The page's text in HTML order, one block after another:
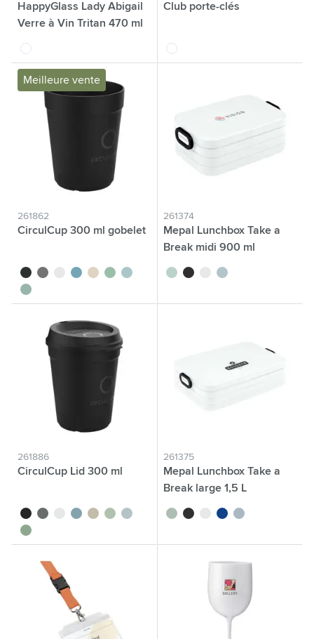
HappyGlass Lady Abigail
Verre à Vin Tritan 470 ml
translucide
Club porte-clés
translucide
Meilleure vente
261862
CirculCup 300 ml gobelet
noir gris pierre
blanc cassé
bleu moyen
beigevert clairbleu clair
vert moyen
261374
Mepal Lunchbox Take a
Break midi 900 ml
vert tilleul
noir blancbleu nordique
261886
CirculCup Lid 300 ml
noir gris pierre
blanc cassé
bleu moyen
beigevert clairbleu clair
vert moyen
261375
Mepal Lunchbox Take a
Break large 1,5 L
vert tilleul
noir blancbleu bleu nordique